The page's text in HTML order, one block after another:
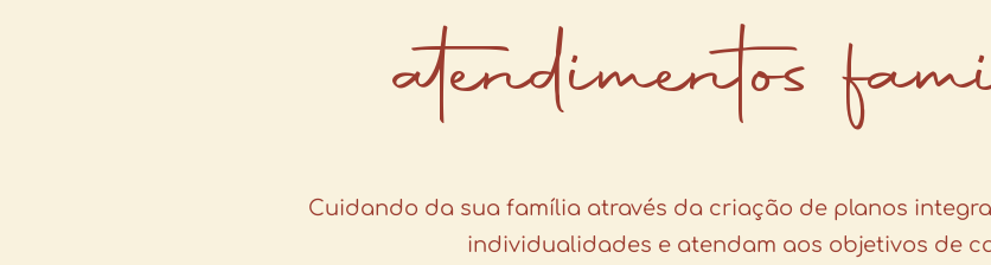
atendimentos
Cuidando da sua família através da criação de planos
individualidades e atendam aos objetivos de